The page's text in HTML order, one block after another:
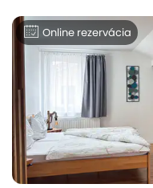
Online rezervácia